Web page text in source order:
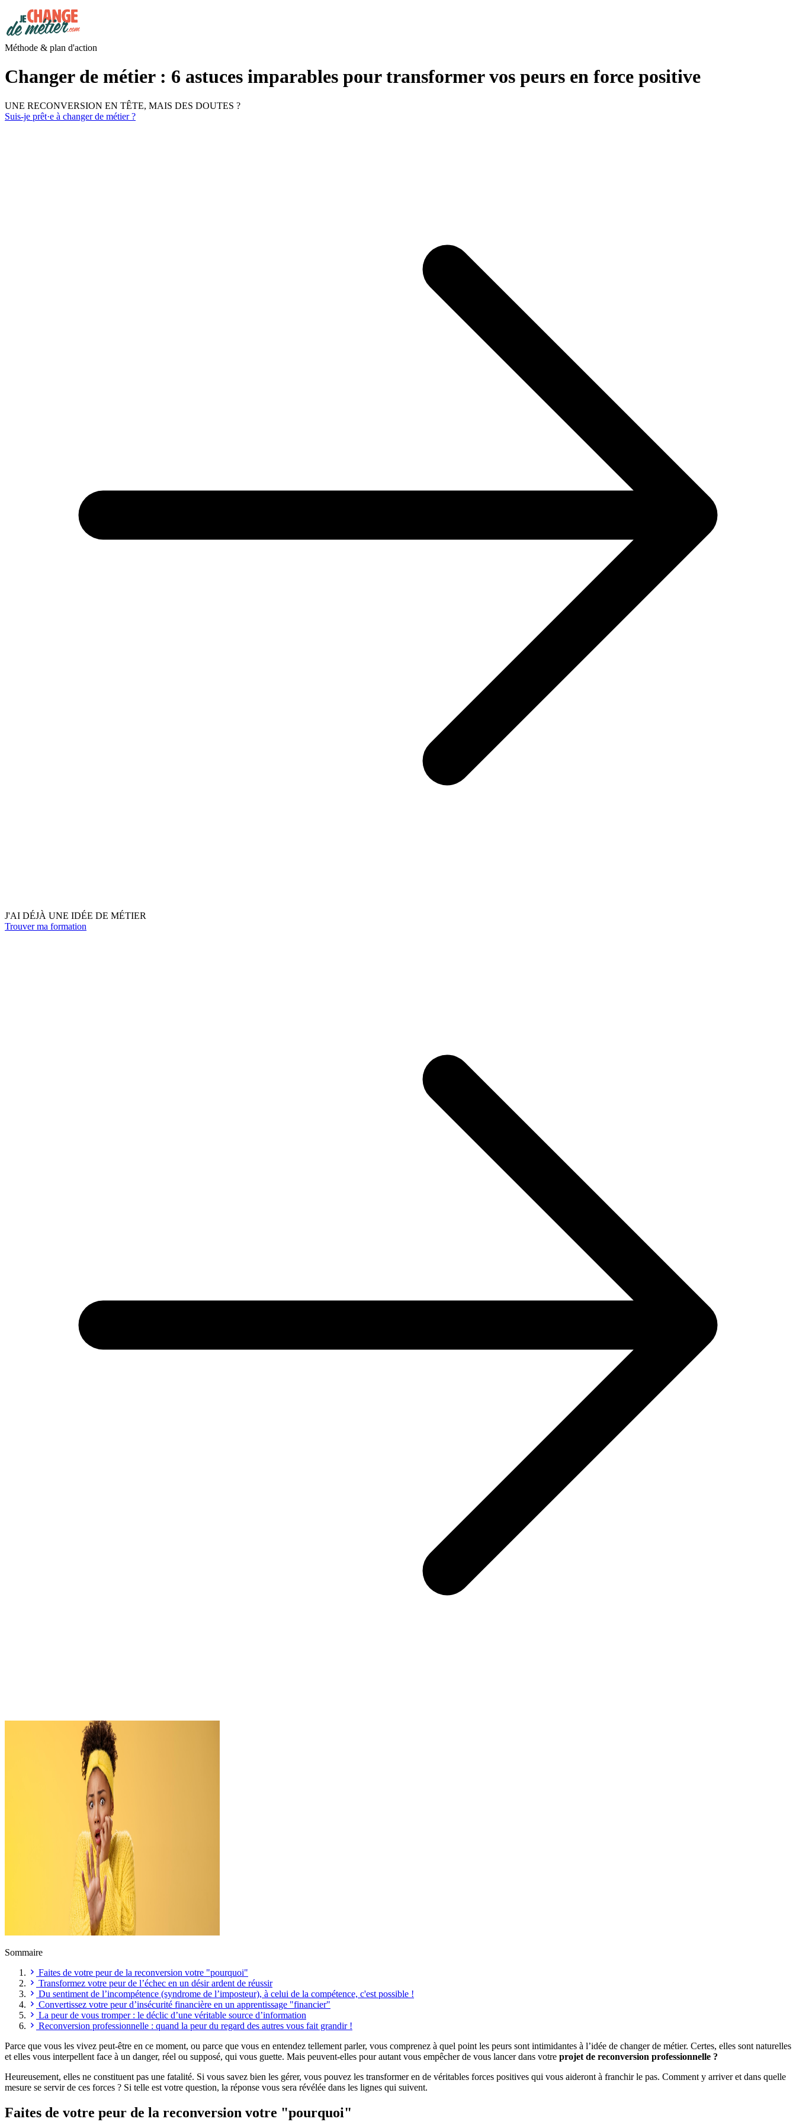
Méthode & plan d'action
Changer de métier : 6 astuces imparables pour transformer vos peurs en force positive
UNE RECONVERSION EN TÊTE, MAIS DES DOUTES ?
Suis-je prêt·e à changer de métier ?
J'AI DÉJÀ UNE IDÉE DE MÉTIER
Trouver ma formation
Sommaire
Faites de votre peur de la reconversion votre "pourquoi"
Transformez votre peur de l’échec en un désir ardent de réussir
Du sentiment de l’incompétence (syndrome de l’imposteur), à celui de la compétence, c'est possible !
Convertissez votre peur d’insécurité financière en un apprentissage "financier"
La peur de vous tromper : le déclic d’une véritable source d’information
Reconversion professionnelle : quand la peur du regard des autres vous fait grandir !
Parce que vous les vivez peut-être en ce moment, ou parce que vous en entendez tellement parler, vous comprenez à quel point les peurs sont intimidantes à l’idée de changer de métier. Certes, elles sont naturelles
et elles vous interpellent face à un danger, réel ou supposé, qui vous guette. Mais peuvent-elles pour autant vous empêcher de vous lancer dans votre projet de reconversion professionnelle ?
Heureusement, elles ne constituent pas une fatalité. Si vous savez bien les gérer, vous pouvez les transformer en de véritables forces positives qui vous aideront à franchir le pas. Comment y arriver et dans quelle
mesure se servir de ces forces ? Si telle est votre question, la réponse vous sera révélée dans les lignes qui suivent.
Faites de votre peur de la reconversion votre "pourquoi"